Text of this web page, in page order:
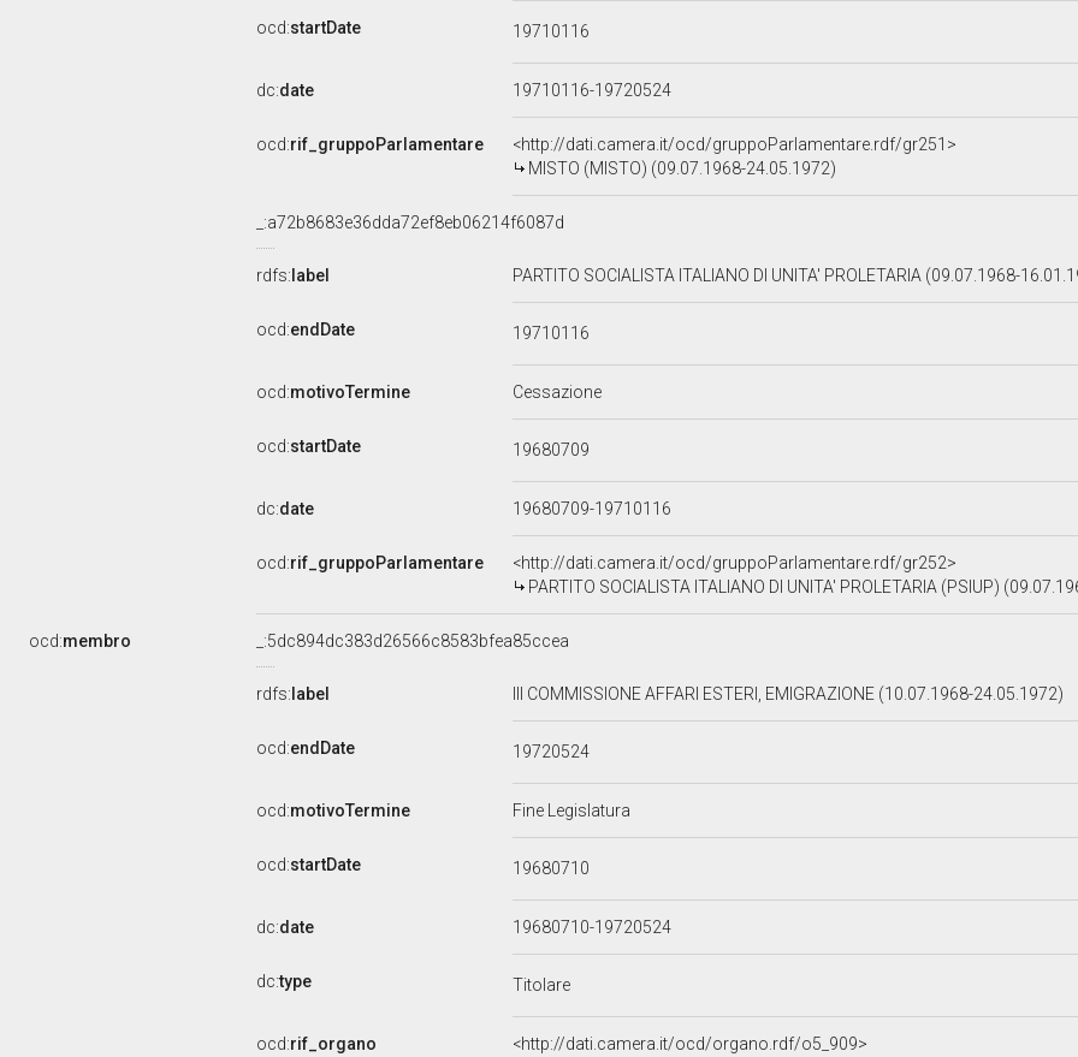
ocd:startDate 19710116
dc:date 19710116-19720524
ocd:rif_gruppoParlamentare
<http://dati.camera.it/ocd/gruppoParlamentare.rdf/gr251>
MISTO (MISTO) (09.07.1968-24.05.1972)
_:a72b8683e36dda72ef8eb06214f6087d
rdfs: label PARTITO SOCIALISTA ITALIANO DI UNITA' PROLETARIA (09.07.1968-
ocd:endDate 19710116
ocd:motivoTermine Cessazione
ocd:startDate 19680709
dc:date 19680709-19710116
ocd:rif_gruppoParlamentare
<http://dati.camera.it/ocd/gruppoParlamentare.rdf/gr252>
PARTITO SOCIALISTA ITALIANO DI UNITA' PROLETARIA (PSIUP)
ocd:membro _:5dc894dc383d26566c8583bfea85ccea
rdfs: label III COMMISSIONE AFFARI ESTERI, EMIGRAZIONE (10.07.1968-24.05.1972)
ocd:endDate 19720524
ocd:motivoTermine Fine Legislatura
ocd:startDate 19680710
dc:date 19680710-19720524
dc:type Titolare
ocd:rif_organo
<http://dati.camera.it/ocd/organo.rdf/o5_909>